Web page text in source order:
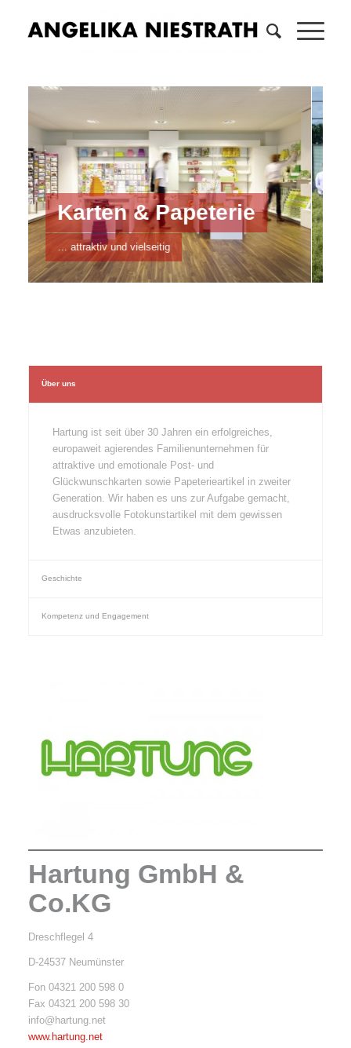
Karten & Papeterie
… mit Kompetenz und Engagement
Über uns
Hartung ist seit über 30 Jahren ein erfolgreiches,
europaweit agierendes Familienunternehmen für
attraktive und emotionale Post- und
Glückwunschkarten sowie Papeterieartikel in zweiter
Generation. Wir haben es uns zur Aufgabe gemacht,
ausdrucksvolle Fotokunstartikel mit dem gewissen
Etwas anzubieten.
Geschichte
Kompetenz und Engagement
Hartung GmbH &
Co.KG
Dreschflegel 4
D-24537 Neumünster
Fon 04321 200 598 0
Fax 04321 200 598 30
info@hartung.net
www.hartung.net